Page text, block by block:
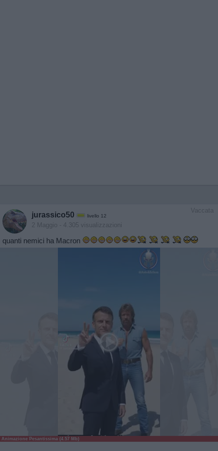
Vaccata
jurassico50 livello 12
2 Maggio - 4.305 visualizzazioni
quanti nemici ha Macron
Animazione Pesantissima (4.57 Mb)